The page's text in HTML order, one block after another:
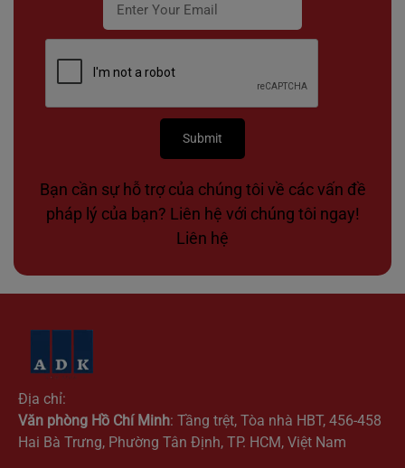
Bạn cần sự hỗ trợ của chúng tôi về các vấn đề
pháp lý của bạn? Liên hệ với chúng tôi ngay!
Liên hệ
Địa chỉ:
Văn phòng Hồ Chí Minh: Tầng trệt, Tòa nhà HBT, 456-458
Hai Bà Trưng, Phường Tân Định, TP. HCM, Việt Nam